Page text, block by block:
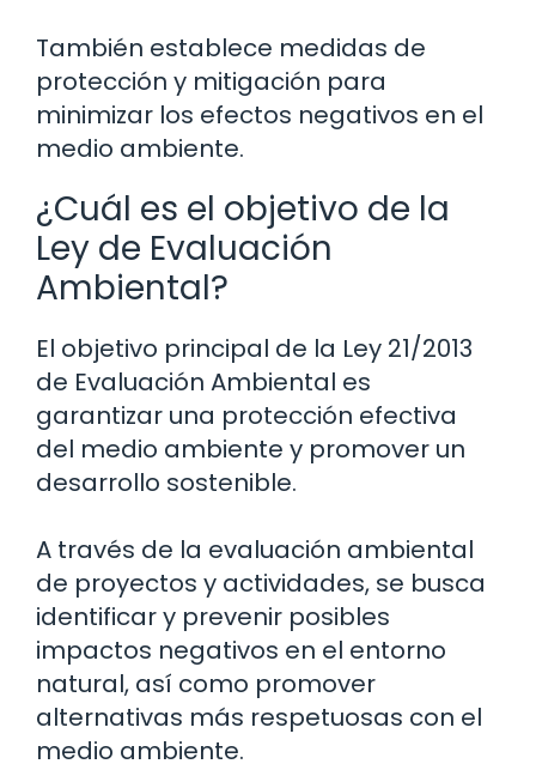
También establece medidas de
protección y mitigación para
minimizar los efectos negativos en el
medio ambiente.
¿Cuál es el objetivo de la
Ley de Evaluación
Ambiental?
El objetivo principal de la Ley 21/2013
de Evaluación Ambiental es
garantizar una protección efectiva
del medio ambiente y promover un
desarrollo sostenible.
A través de la evaluación ambiental
de proyectos y actividades, se busca
identificar y prevenir posibles
impactos negativos en el entorno
natural, así como promover
alternativas más respetuosas con el
medio ambiente.